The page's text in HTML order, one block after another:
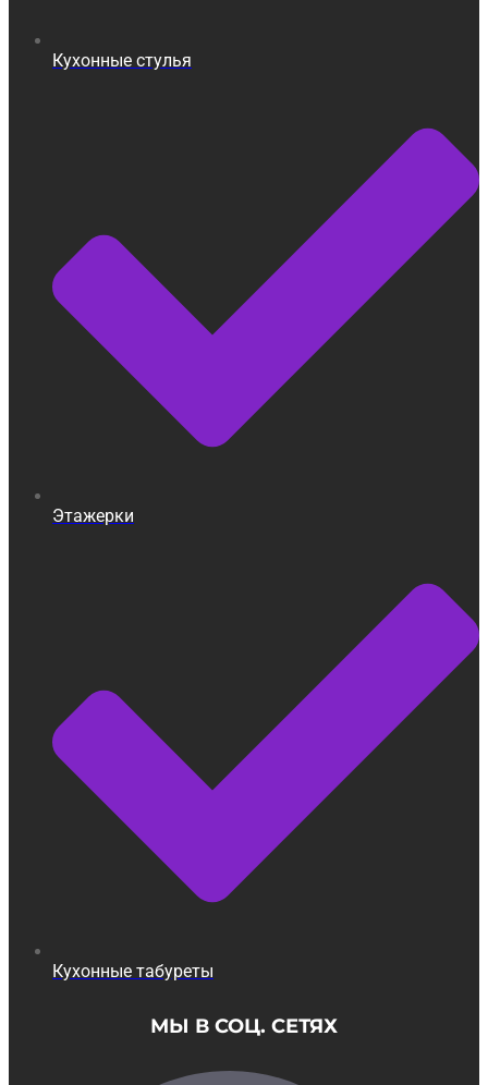
Кухонные стулья
Этажерки
Кухонные табуреты
МЫ В СОЦ. СЕТЯХ